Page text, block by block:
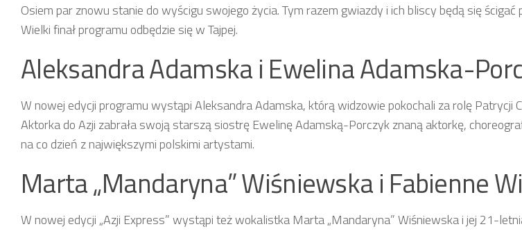
Osiem par znowu stanie do wyścigu swojego życia. Tym razem gwiazdy i ich bliscy będą się ścigać
Wielki finał programu odbędzie się w Tajpej.
Aleksandra Adamska i Ewelina Adamska-
W nowej edycji programu wystąpi Aleksandra Adamska, którą widzowie pokochali za rolę Patrycji
Aktorka do Azji zabrała swoją starszą siostrę Ewelinę Adamską-Porczyk znaną aktorkę,
na co dzień z największymi polskimi artystami.
Marta „Mandaryna” Wiśniewska i Fabienne
W nowej edycji „Azji Express” wystąpi też wokalistka Marta „Mandaryna” Wiśniewska i jej 21-